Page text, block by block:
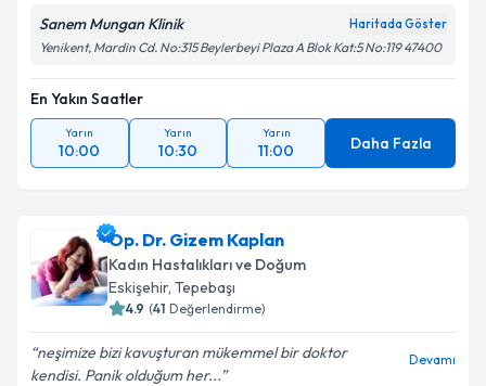
Sanem Mungan Klinik Haritada Göster
Yenikent, Mardin Cd. No:315 Beylerbeyi Plaza A Blok Kat:5 No:119 47400
En Yakın Saatler
Yarın
10:00
Yarın
10:30
Yarın
11:00 Daha Fazla
Op. Dr. Gizem Kaplan
Kadın Hastalıkları ve Doğum
Eskişehir, Tepebaşı
4.9 (41 Değerlendirme)
neşimize bizi kavuşturan mükemmel bir doktor
kendisi. Panik olduğum her...
Devamı